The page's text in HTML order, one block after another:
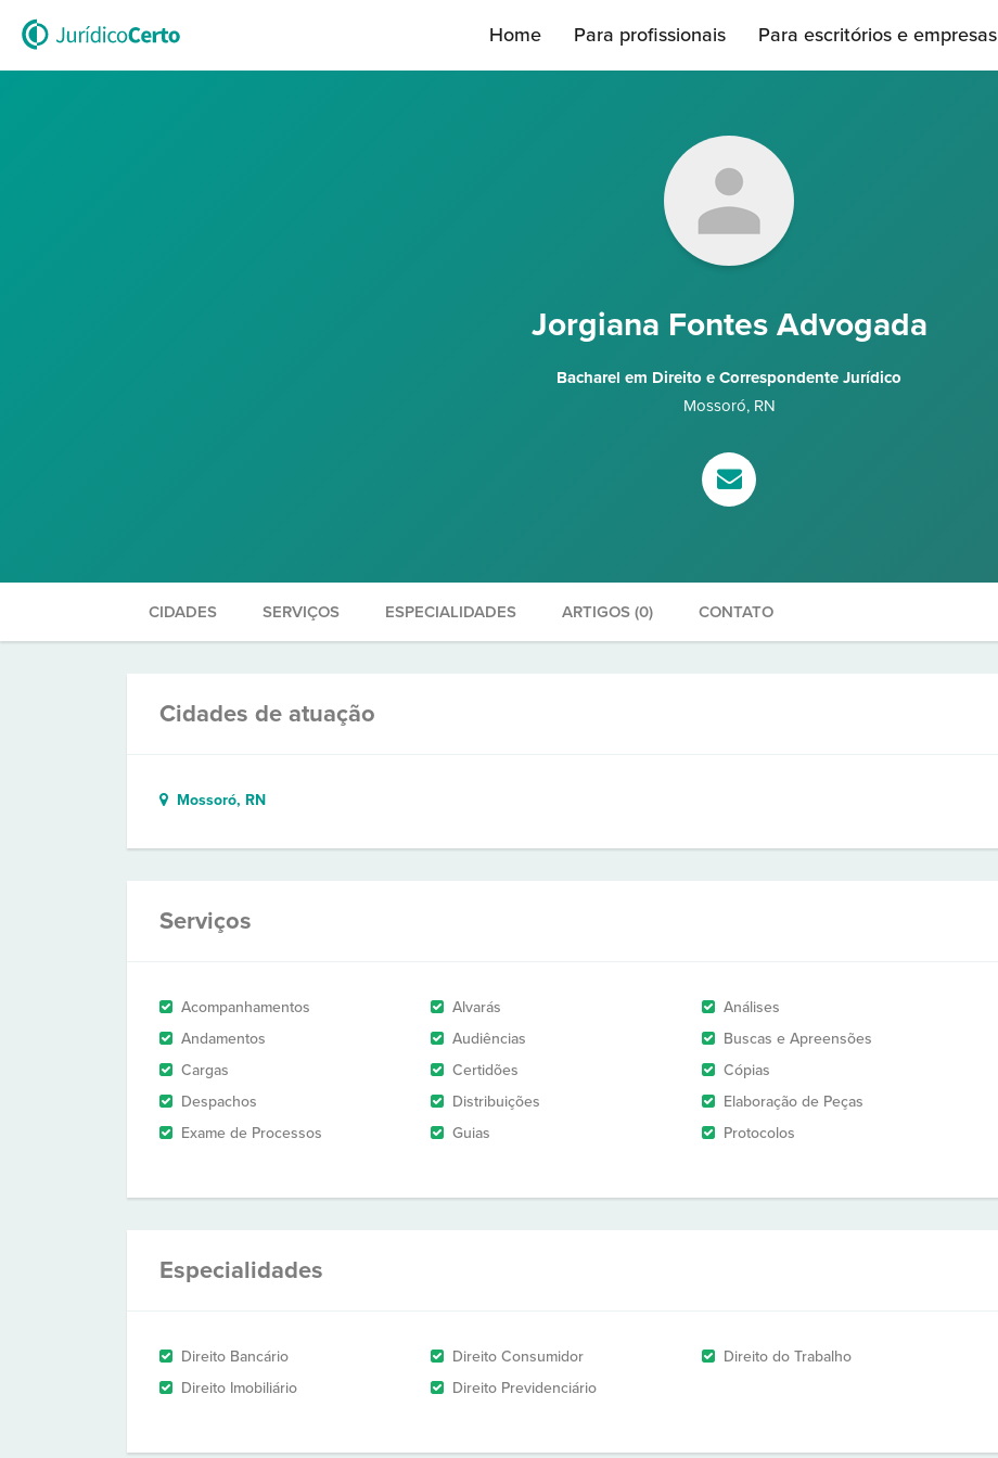
Home Para profissionais Para escritórios e empresas
Jorgiana Fontes Advogada
Bacharel em Direito e Correspondente Jurídico
Mossoró, RN
CIDADES SERVIÇOS ESPECIALIDADES ARTIGOS (0) CONTATO
Cidades de atuação
Mossoró, RN
Serviços
Acompanhamentos Alvarás
Análises
Andamentos
Audiências
Buscas e Apreensões
Cargas
Certidões
Cópias
Despachos
Distribuições
Elaboração de Peças
Exame de Processos
Guias Protocolos
Especialidades
Direito Bancário Direito Consumidor
Direito do Trabalho
Direito Imobiliário
Direito Previdenciário